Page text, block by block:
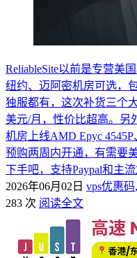
ReliableSite以前是专营美
纽约、迈阿密机房可选，
独服都有，这次补货三个
美元/月，性价比超高。另
机房上线AMD Epyc 4545P
预购两周内开通，有需要
下手吧，支持Paypal和主
2026年06月02日 vps优惠码,
283 次 阅读全文